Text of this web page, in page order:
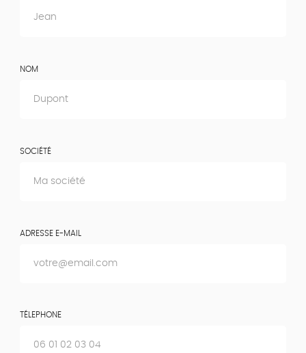
NOM
SOCIÉTÉ
ADRESSE E-MAIL
TÉLEPHONE